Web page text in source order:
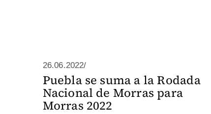
26.06.2022/
Puebla se suma a la Rodada
Nacional de Morras para
Morras 2022